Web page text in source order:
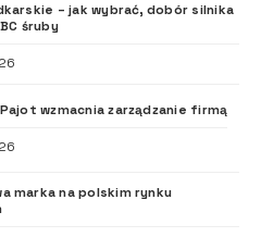
– jak wybrać, dobór silnika
śruby
wzmacnia zarządzanie firmą
marka na polskim rynku